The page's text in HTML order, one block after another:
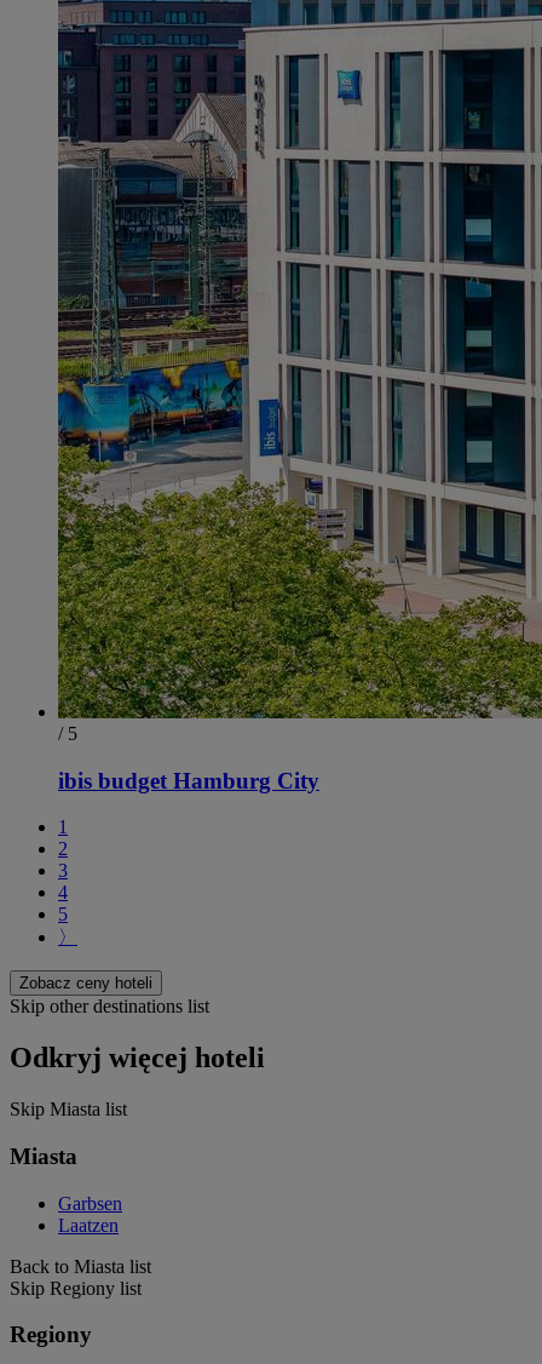
/ 5
ibis budget Hamburg City
1
2
3
4
5
〉
Zobacz ceny hoteli
Skip other destinations list
Odkryj więcej hoteli
Skip Miasta list
Miasta
Garbsen
Laatzen
Back to Miasta list
Skip Regiony list
Regiony